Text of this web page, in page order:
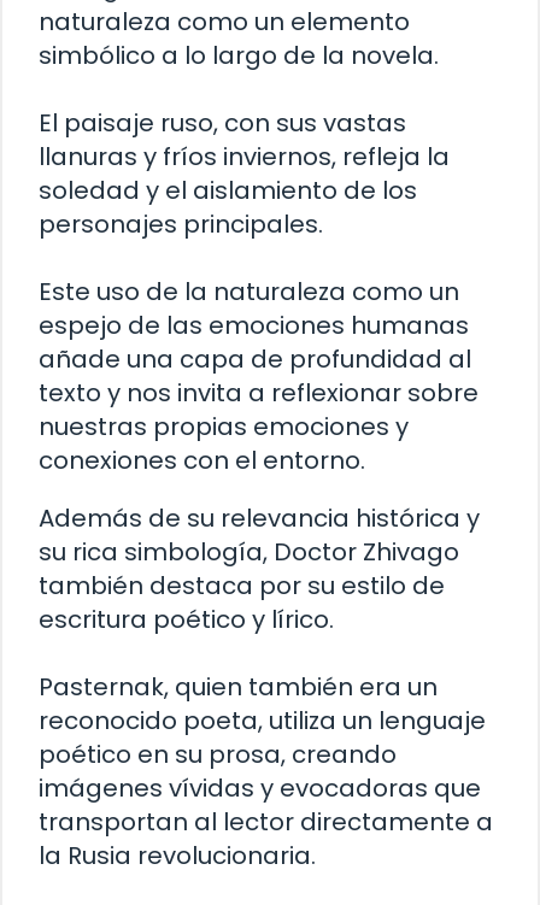
naturaleza como un elemento
simbólico a lo largo de la novela.
El paisaje ruso, con sus vastas
llanuras y fríos inviernos, refleja la
soledad y el aislamiento de los
personajes principales.
Este uso de la naturaleza como un
espejo de las emociones humanas
añade una capa de profundidad al
texto y nos invita a reflexionar sobre
nuestras propias emociones y
conexiones con el entorno.
Además de su relevancia histórica y
su rica simbología, Doctor Zhivago
también destaca por su estilo de
escritura poético y lírico.
Pasternak, quien también era un
reconocido poeta, utiliza un lenguaje
poético en su prosa, creando
imágenes vívidas y evocadoras que
transportan al lector directamente a
la Rusia revolucionaria.